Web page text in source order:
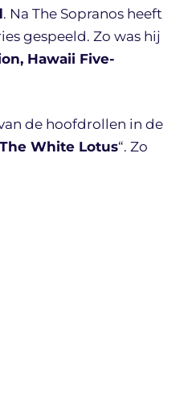
. Na The Sopranos heeft
gespeeld. Zo was hij
Hawaii Five-
de hoofdrollen in de
The White Lotus“. Zo